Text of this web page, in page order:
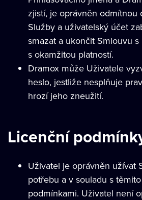
zjistí, je oprávněn odmítnou
Služby a uživatelský účet
smazat a ukončit Smlouvu
s okamžitou platností.
Dramox může Uživatele
heslo, jestliže nesplňuje
hrozí jeho zneužití.
Licenční
Uživatel je oprávněn užívat
potřebu a v souladu s
podmínkami. Uživatel není